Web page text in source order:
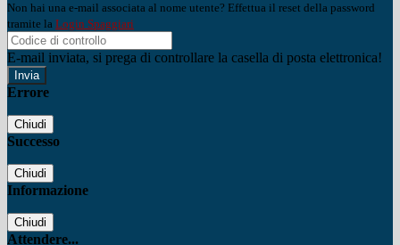
Non hai una e-mail associata al nome utente? Effettua il reset della password
tramite la Login Spaggiari
E-mail inviata, si prega di controllare la casella di posta elettronica!
Errore
Chiudi
Successo
Chiudi
Informazione
Chiudi
Attendere...